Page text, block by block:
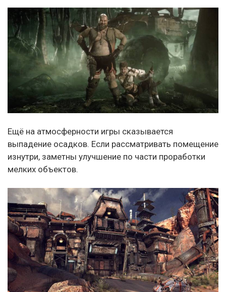
Ещё на атмосферности игры сказывается
выпадение осадков. Если рассматривать помещение
изнутри, заметны улучшение по части проработки
мелких объектов.